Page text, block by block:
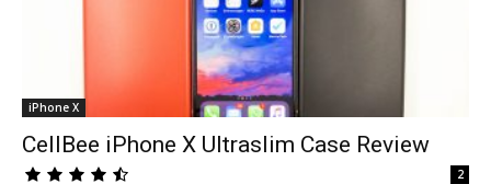
iPhone X
CellBee iPhone X Ultraslim Case Review
2